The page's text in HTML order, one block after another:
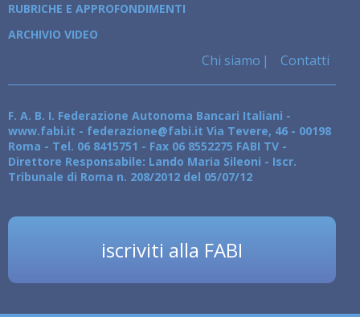
RUBRICHE E APPROFONDIMENTI
ARCHIVIO VIDEO
Chi siamo Contatti
F. A. B. I. Federazione Autonoma Bancari Italiani -
www.fabi.it - federazione@fabi.it Via Tevere, 46 - 00198
Roma - Tel. 06 8415751 - Fax 06 8552275 FABI TV -
Direttore Responsabile: Lando Maria Sileoni - Iscr.
Tribunale di Roma n. 208/2012 del 05/07/12
iscriviti alla FABI